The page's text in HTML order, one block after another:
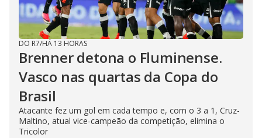
DO R7/HÁ 13 HORAS
Brenner detona o Fluminense.
Vasco nas quartas da Copa do
Brasil
Atacante fez um gol em cada tempo e, com o 3 a 1, Cruz-
Maltino, atual vice-campeão da competição, elimina o
Tricolor